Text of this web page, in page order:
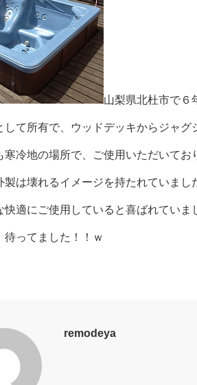
山梨県北杜市で６
して所有で、ウッドデッキからジャ
寒冷地の場所で、ご使用いただいてお
製は壊れるイメージを持たれていまし
快適にご使用していると喜ばれていま
待ってました！！ｗ
remodeya